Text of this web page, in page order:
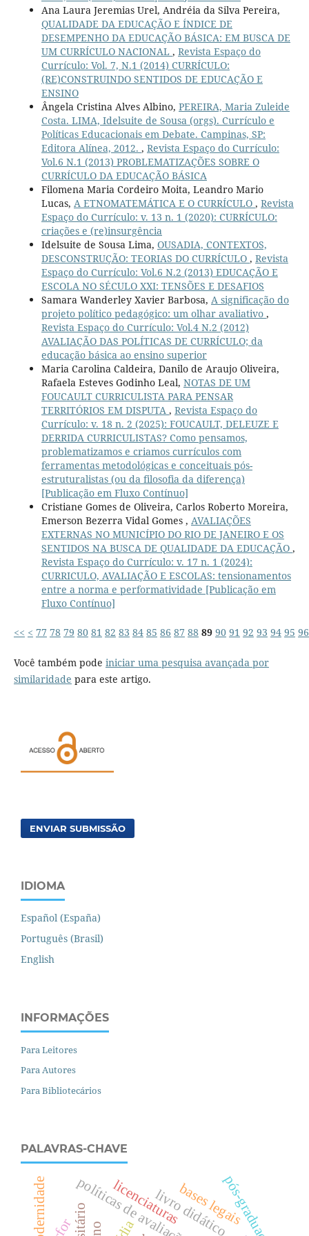
Ana Laura Jeremias Urel, Andréia da Silva Pereira,
QUALIDADE DA EDUCAÇÃO E ÍNDICE DE
DESEMPENHO DA EDUCAÇÃO BÁSICA: EM BUSCA DE
UM CURRÍCULO NACIONAL , Revista Espaço do
Currículo: Vol. 7, N.1 (2014) CURRÍCULO:
(RE)CONSTRUINDO SENTIDOS DE EDUCAÇÃO E
ENSINO
Ângela Cristina Alves Albino, PEREIRA, Maria Zuleide
Costa. LIMA, Idelsuite de Sousa (orgs). Currículo e
Políticas Educacionais em Debate. Campinas, SP:
Editora Alínea, 2012. , Revista Espaço do Currículo:
Vol.6 N.1 (2013) PROBLEMATIZAÇÕES SOBRE O
CURRÍCULO DA EDUCAÇÃO BÁSICA
Filomena Maria Cordeiro Moita, Leandro Mario
Lucas, A ETNOMATEMÁTICA E O CURRÍCULO , Revista
Espaço do Currículo: v. 13 n. 1 (2020): CURRÍCULO:
criações e (re)insurgência
Idelsuite de Sousa Lima, OUSADIA, CONTEXTOS,
DESCONSTRUÇÃO: TEORIAS DO CURRÍCULO , Revista
Espaço do Currículo: Vol.6 N.2 (2013) EDUCAÇÃO E
ESCOLA NO SÉCULO XXI: TENSÕES E DESAFIOS
Samara Wanderley Xavier Barbosa, A significação do
projeto político pedagógico: um olhar avaliativo ,
Revista Espaço do Currículo: Vol.4 N.2 (2012)
AVALIAÇÃO DAS POLÍTICAS DE CURRÍCULO; da
educação básica ao ensino superior
Maria Carolina Caldeira, Danilo de Araujo Oliveira,
Rafaela Esteves Godinho Leal, NOTAS DE UM
FOUCAULT CURRICULISTA PARA PENSAR
TERRITÓRIOS EM DISPUTA , Revista Espaço do
Currículo: v. 18 n. 2 (2025): FOUCAULT, DELEUZE E
DERRIDA CURRICULISTAS? Como pensamos,
problematizamos e criamos currículos com
ferramentas metodológicas e conceituais pós-
estruturalistas (ou da filosofia da diferença)
[Publicação em Fluxo Contínuo]
Cristiane Gomes de Oliveira, Carlos Roberto Moreira,
Emerson Bezerra Vidal Gomes , AVALIAÇÕES
EXTERNAS NO MUNICÍPIO DO RIO DE JANEIRO E OS
SENTIDOS NA BUSCA DE QUALIDADE DA EDUCAÇÃO ,
Revista Espaço do Currículo: v. 17 n. 1 (2024):
CURRICULO, AVALIAÇÃO E ESCOLAS: tensionamentos
entre a norma e performatividade [Publicação em
Fluxo Contínuo]
<< < 77 78 79 80 81 82 83 84 85 86 87 88 89 90 91 92 93 94 95 96
Você também pode iniciar uma pesquisa avançada por
similaridade para este artigo.
ENVIAR SUBMISSÃO
IDIOMA
Español (España)
Português (Brasil)
English
INFORMAÇÕES
Para Leitores
Para Autores
Para Bibliotecários
PALAVRAS-CHAVE
políticas de avaliação pós-graduação
livro didático.
licenciaturasbases legais